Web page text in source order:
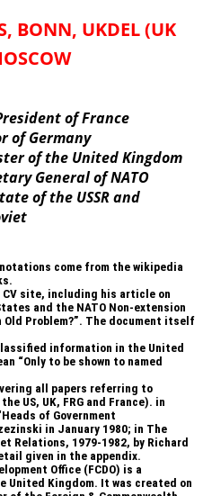
BONN, UKDEL (UK
of France
of Germany
of the United Kingdom
General of NATO
of the USSR and
come from the wikipedia
site, including his article on
and the NATO Non-extension
Old Problem?”. The document itself
Classified information in the United
“Only to be shown to named
all papers referring to
US, UK, FRG and France). in
of Government
in January 1980; in The
Relations, 1979-1982, by Richard
given in the appendix.
Office (FCDO) is a
United Kingdom. It was created on